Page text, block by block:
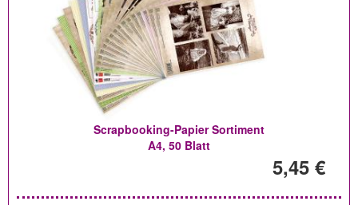
Scrapbooking-Papier Sortiment
A4, 50 Blatt
5,45 €